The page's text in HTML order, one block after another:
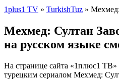
1plus1 TV » TurkishTuz »
Мехмед: Султан
на русском языке
На странице сайта «1плюс1 ТВ»
турецким сериалом Мехмед: